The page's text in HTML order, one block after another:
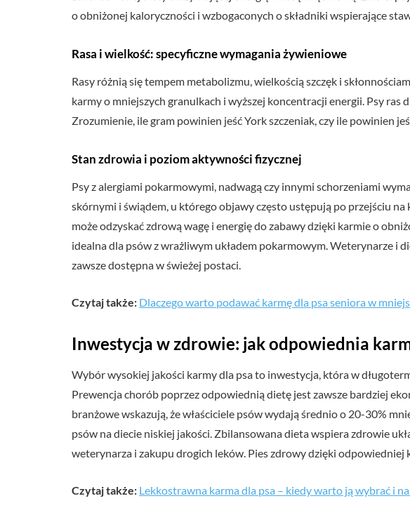
o obniżonej kaloryczności i wzbogaconych o składniki wspierające
Rasa i wielkość: specyficzne wymagania żywieniowe
Rasy różnią się tempem metabolizmu, wielkością szczęk i
karmy o mniejszych granulkach i wyższej koncentracji energii. Psy
Zrozumienie, ile gram powinien jeść York szczeniak, czy ile powinien
Stan zdrowia i poziom aktywności fizycznej
Psy z alergiami pokarmowymi, nadwagą czy innymi schorzeniami
skórnymi i świądem, u którego objawy często ustępują po przejściu
może odzyskać zdrową wagę i energię do zabawy dzięki karmie o
idealna dla psów z wrażliwym układem pokarmowym. Weterynarze i
zawsze dostępna w świeżej postaci.
Czytaj także: Dlaczego warto podawać karmę dla psa seniora w
Inwestycja w zdrowie: jak odpowiednia
Wybór wysokiej jakości karmy dla psa to inwestycja, która w
Prewencja chorób poprzez odpowiednią dietę jest zawsze bardziej
branżowe wskazują, że właściciele psów wydają średnio o 20-30%
psów na diecie niskiej jakości. Zbilansowana dieta wspiera zdrowie
weterynarza i zakupu drogich leków. Pies zdrowy dzięki odpowiedniej
Czytaj także: Lekkostrawna karma dla psa – kiedy warto ją wybrać i